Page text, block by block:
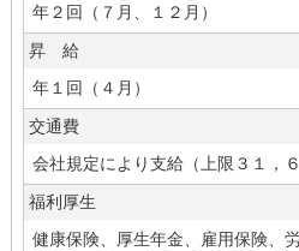
年２回（７月、１２月）
昇 給
年１回（４月）
交通費
会社規定により支給（上限３１，
福利厚生
健康保険、厚生年金、雇用保険、